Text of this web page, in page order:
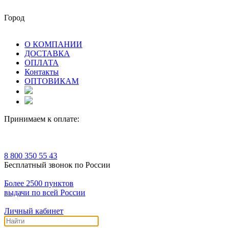
Город
О КОМПАНИИ
ДОСТАВКА
ОПЛАТА
Контакты
ОПТОВИКАМ
Принимаем к оплате:
8 800 350 55 43
Бесплатный звонок по России
Более 2500 пунктов
выдачи по всей России
Личный кабинет